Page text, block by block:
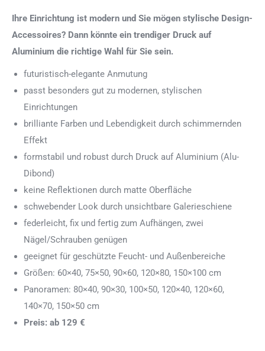
Ihre Einrichtung ist modern und Sie mögen stylische Design-
Accessoires? Dann könnte ein trendiger Druck auf
Aluminium die richtige Wahl für Sie sein.
futuristisch-elegante Anmutung
passt besonders gut zu modernen, stylischen
Einrichtungen
brilliante Farben und Lebendigkeit durch schimmernden
Effekt
formstabil und robust durch Druck auf Aluminium (Alu-
Dibond)
keine Reflektionen durch matte Oberfläche
schwebender Look durch unsichtbare Galerieschiene
federleicht, fix und fertig zum Aufhängen, zwei
Nägel/Schrauben genügen
geeignet für geschützte Feucht- und Außenbereiche
Größen: 60×40, 75×50, 90×60, 120×80, 150×100 cm
Panoramen: 80×40, 90×30, 100×50, 120×40, 120×60,
140×70, 150×50 cm
Preis: ab 129 €